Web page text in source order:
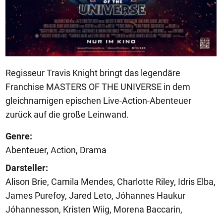
Regisseur Travis Knight bringt das legendäre
Franchise MASTERS OF THE UNIVERSE in dem
gleichnamigen epischen Live-Action-Abenteuer
zurück auf die große Leinwand.
Genre:
Abenteuer, Action, Drama
Darsteller:
Alison Brie, Camila Mendes, Charlotte Riley, Idris Elba,
James Purefoy, Jared Leto, Jóhannes Haukur
Jóhannesson, Kristen Wiig, Morena Baccarin,